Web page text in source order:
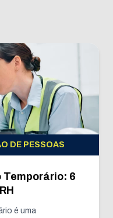
DE PESSOAS
Temporário: 6
é uma